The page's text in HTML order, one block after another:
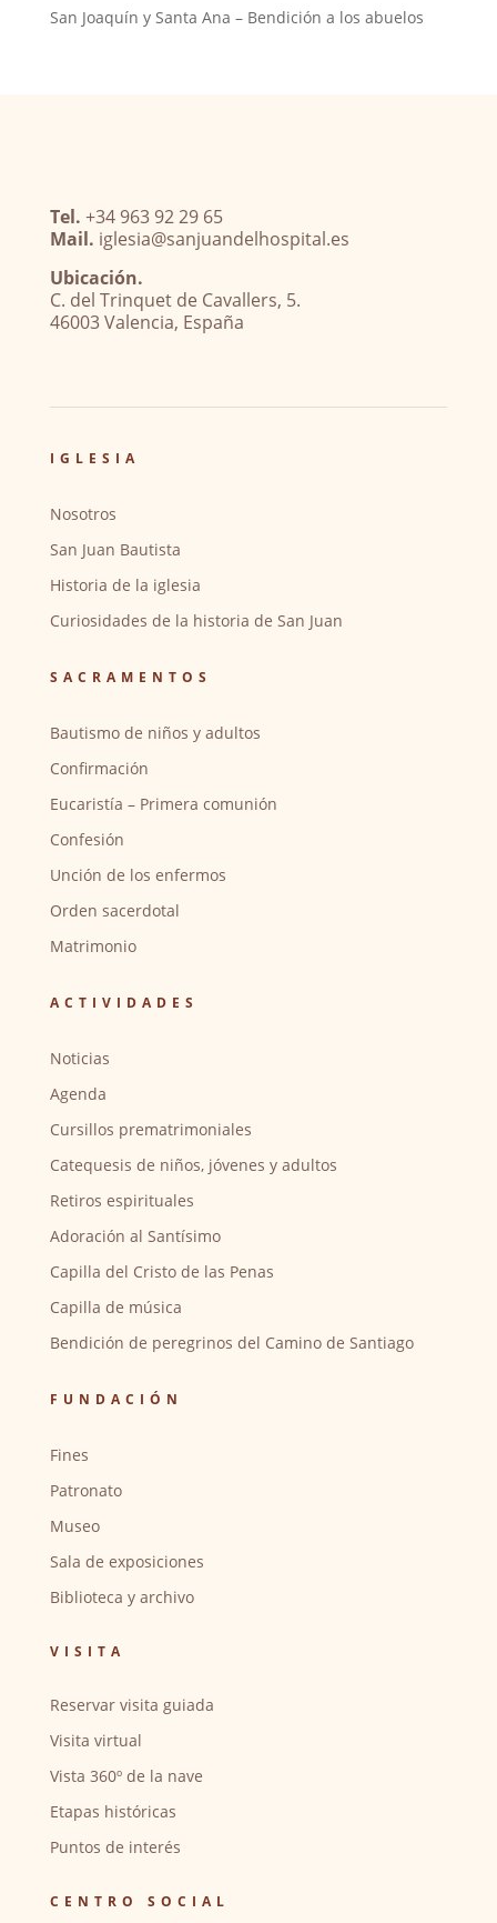
San Joaquín y Santa Ana – Bendición a los abuelos
Tel. +34 963 92 29 65
Mail. iglesia@sanjuandelhospital.es
Ubicación.
C. del Trinquet de Cavallers, 5.
46003 Valencia, España
IGLESIA
Nosotros
San Juan Bautista
Historia de la iglesia
Curiosidades de la historia de San Juan
SACRAMENTOS
Bautismo de niños y adultos
Confirmación
Eucaristía – Primera comunión
Confesión
Unción de los enfermos
Orden sacerdotal
Matrimonio
ACTIVIDADES
Noticias
Agenda
Cursillos prematrimoniales
Catequesis de niños, jóvenes y adultos
Retiros espirituales
Adoración al Santísimo
Capilla del Cristo de las Penas
Capilla de música
Bendición de peregrinos del Camino de Santiago
FUNDACIÓN
Fines
Patronato
Museo
Sala de exposiciones
Biblioteca y archivo
VISITA
Reservar visita guiada
Visita virtual
Vista 360º de la nave
Etapas históricas
Puntos de interés
CENTRO SOCIAL